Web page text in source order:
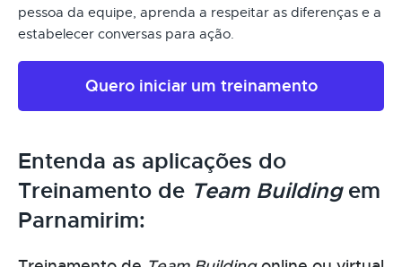
pessoa da equipe, aprenda a respeitar as diferenças e a
estabelecer conversas para ação.
Quero iniciar um treinamento
Entenda as aplicações do
Treinamento de Team Buildingem
Parnamirim: